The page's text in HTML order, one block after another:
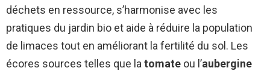
déchets en ressource, s’harmonise avec les
pratiques du jardin bio et aide à réduire la population
de limaces tout en améliorant la fertilité du sol. Les
écores sources telles que la tomate ou l’aubergine